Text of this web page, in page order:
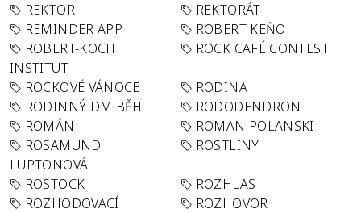
REKTOR
REKTORÁT
REMINDER APP
ROBERT KEŇO
ROBERT-KOCH
INSTITUT
ROCK CAFÉ CONTEST
ROCKOVÉ VÁNOCE
RODINA
RODINNÝ DM BĚH
RODODENDRON
ROMÁN
ROMAN POLANSKI
ROSAMUND
LUPTONOVÁ
ROSTLINY
ROSTOCK
ROZHLAS
ROZHODOVACÍ
ROZHOVOR